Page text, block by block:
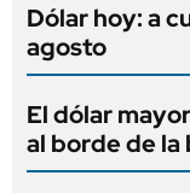
Dólar hoy: a
agosto
El dólar
al borde de la